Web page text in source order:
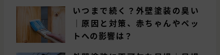
いつまで続く？外壁塗装の臭い
｜原因と対策、赤ちゃんやペッ
トへの影響は？